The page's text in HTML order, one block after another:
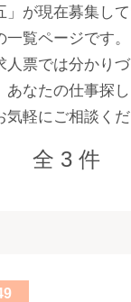
」が現在募集し
一覧ページです
人票では分かり
あなたの仕事探
気軽にご相談くだ
全 3 件